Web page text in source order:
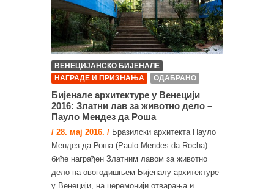
ВЕНЕЦИЈАНСКО БИЈЕНАЛЕ
НАГРАДЕ И ПРИЗНАЊА
ОДАБРАНО
Бијенале архитектуре у Венецији
2016: Златни лав за животно дело –
Пауло Мендез да Роша
/ 28. мај 2016. / Бразилски архитекта Пауло
Мендез да Роша (Paulo Mendes da Rocha)
биће награђен Златним лавом за животно
дело на овогодишњем Бијеналу архитектуре
у Венецији, на церемонији отварања и